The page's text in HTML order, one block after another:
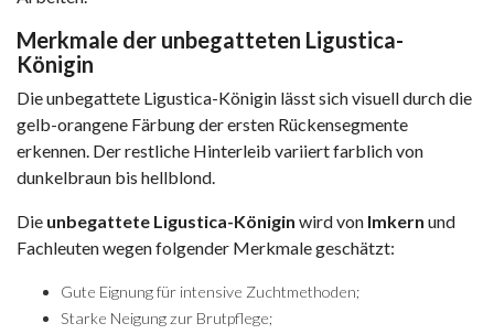
Merkmale der unbegatteten Ligustica-
Königin
Die unbegattete Ligustica-Königin lässt sich visuell durch die
gelb-orangene Färbung der ersten Rückensegmente
erkennen. Der restliche Hinterleib variiert farblich von
dunkelbraun bis hellblond.
Die unbegattete Ligustica-Königin wird von Imkern und
Fachleuten wegen folgender Merkmale geschätzt:
Gute Eignung für intensive Zuchtmethoden;
Starke Neigung zur Brutpflege;